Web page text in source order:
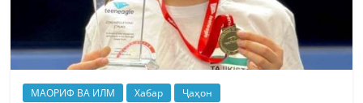
МАОРИФ ВА ИЛМ Хабар Ҷаҳон